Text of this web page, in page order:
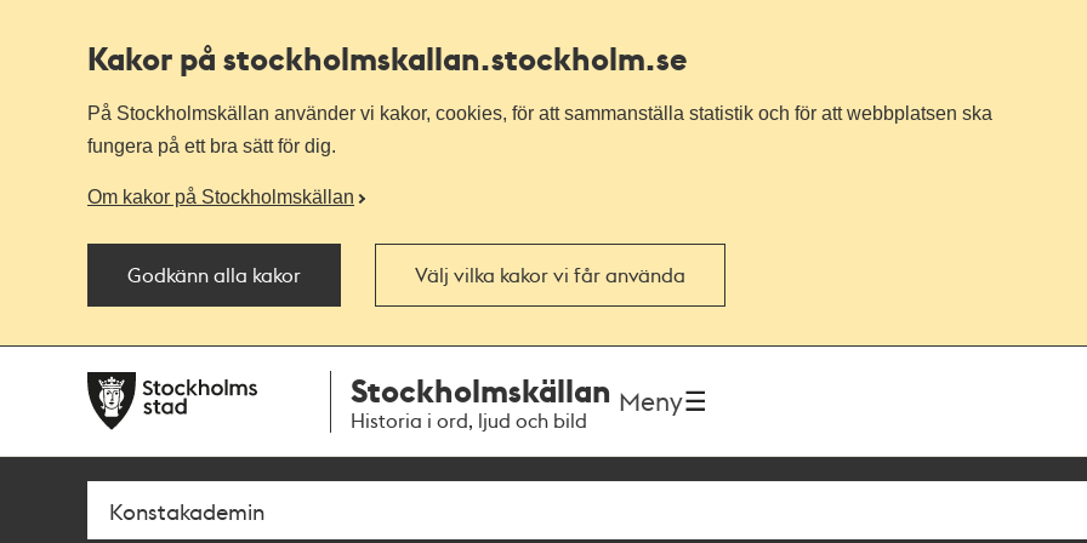
Kakor på stockholmskallan.stockholm.se
På Stockholmskällan använder vi kakor, cookies, för att sammanställa statistik och för att webbplatsen ska
fungera på ett bra sätt för dig.
Om kakor på Stockholmskällan
Godkänn alla kakor Välj vilka kakor vi får använda
navigationen
huvudinnehållet
Stockholmskällan
Historia i ord, ljud och bild
Meny
Sök